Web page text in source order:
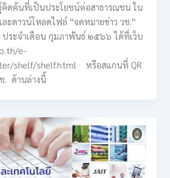
คิดค้นที่เป็นประโยชน์ต่อสาธารณชน ใน
ละดาวน์โหลดไฟล์ “จดหมายข่าว วช.”
ะจำเดือน กุมภาพันธ์ ๒๕๖๖ ได้ที่เว็บ
e-
shelf/shelf.html หรือสแกนที่ QR
. ด้านล่างนี้